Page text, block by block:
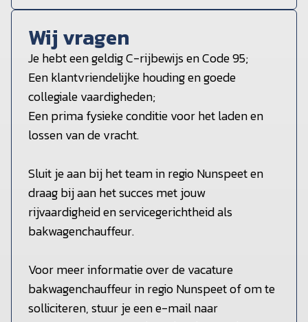
Wij vragen
Je hebt een geldig C-rijbewijs en Code 95;
Een klantvriendelijke houding en goede
collegiale vaardigheden;
Een prima fysieke conditie voor het laden en
lossen van de vracht.
Sluit je aan bij het team in regio Nunspeet en
draag bij aan het succes met jouw
rijvaardigheid en servicegerichtheid als
bakwagenchauffeur.
Voor meer informatie over de vacature
bakwagenchauffeur in regio Nunspeet of om te
solliciteren, stuur je een e-mail naar